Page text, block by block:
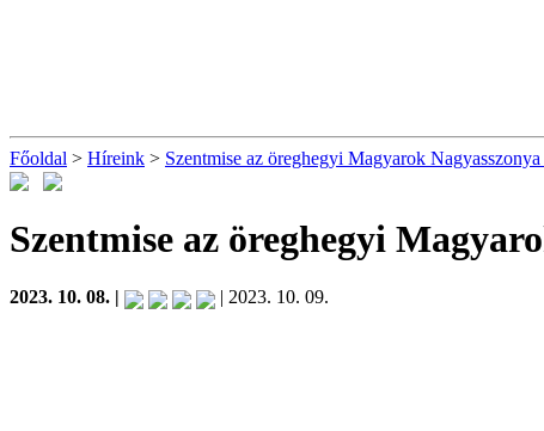
Főoldal > Híreink > Szentmise az öreghegyi Magyarok
Szentmise az öreghegyi
2023. 10. 08. | | 2023. 10. 09.